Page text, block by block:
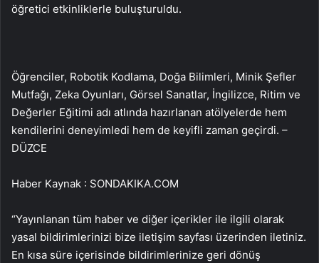
öğretici etkinliklerle buluşturuldu.
Öğrenciler, Robotik Kodlama, Doğa Bilimleri, Minik Şefler
Mutfağı, Zeka Oyunları, Görsel Sanatlar, İngilizce, Ritim ve
Değerler Eğitimi adı atlında hazırlanan atölyelerde hem
kendilerini deneyimledi hem de keyifli zaman geçirdi. –
DÜZCE
Haber Kaynak : SONDAKIKA.COM
“Yayınlanan tüm haber ve diğer içerikler ile ilgili olarak
yasal bildirimlerinizi bize iletişim sayfası üzerinden iletiniz.
En kısa süre içerisinde bildirimlerinize geri dönüş